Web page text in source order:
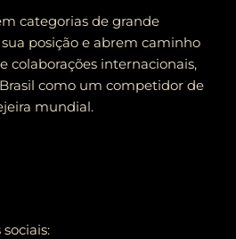
categorias de grande
posição e abrem caminho
colaborações internacionais,
como um competidor de
mundial.